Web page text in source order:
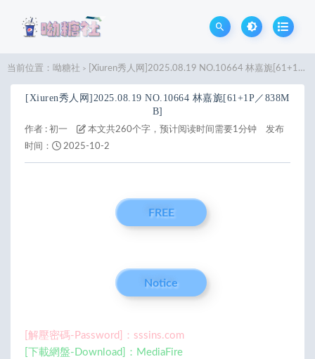
当前位置： 呦糖社 > [Xiuren秀人网]2025.08.19 NO.10664 林嘉旎[61+1P／838MB]
[Xiuren秀人网]2025.08.19 NO.10664 林嘉旎[61+1P／838M
B]
作者 : 初一 本文共260个字，预计阅读时间需要1分钟
发布
时间：
2025-10-2
FREE
Notice
[解壓密碼-Password]：sssins.com
[下載網盤-Download]：MediaFire